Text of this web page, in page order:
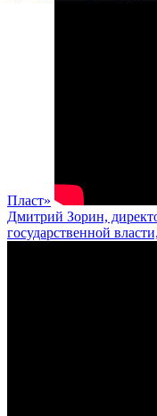
Пласт»
Дмитрий Зорин,
государственной